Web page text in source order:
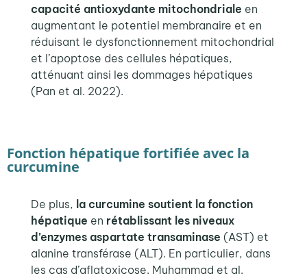
capacité antioxydante mitochondriale en
augmentant le potentiel membranaire et en
réduisant le dysfonctionnement mitochondrial
et l’apoptose des cellules hépatiques,
atténuant ainsi les dommages hépatiques
(Pan et al. 2022).
Fonction hépatique fortifiée avec la
curcumine
De plus, la curcumine soutient la fonction
hépatique en rétablissant les niveaux
d’enzymes aspartate transaminase (AST) et
alanine transférase (ALT). En particulier, dans
les cas d’aflatoxicose. Muhammad et al.